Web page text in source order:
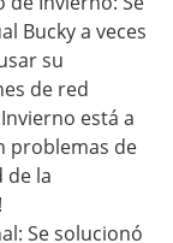
Bucky a veces
su
de red
está a
problemas de
de la
Se solucionó